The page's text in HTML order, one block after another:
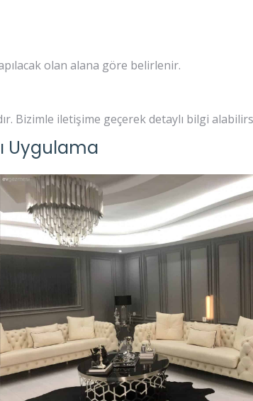
olan alana göre belirlenir.
Bizimle iletişime geçerek detaylı bilgi
Uygulama